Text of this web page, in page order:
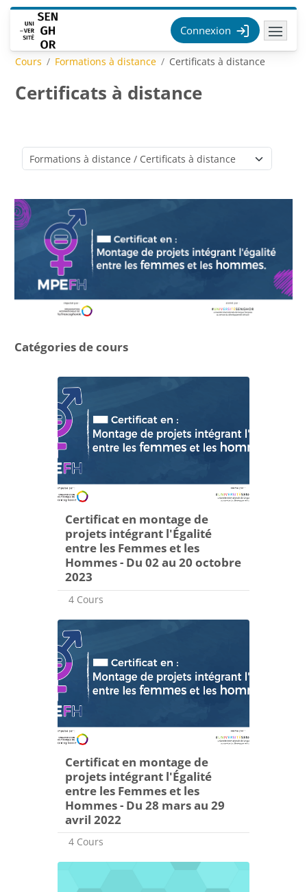
Passer au contenu principal
Connexion
Cours Formations à distance Certificats à distance
Certificats à distance
Catégories de cours
Catégories de cours
Certificat en montage de
projets intégrant l'Égalité
entre les Femmes et les
Hommes - Du 02 au 20 octobre
2023
4 Cours
Certificat en montage de
projets intégrant l'Égalité
entre les Femmes et les
Hommes - Du 28 mars au 29
avril 2022
4 Cours